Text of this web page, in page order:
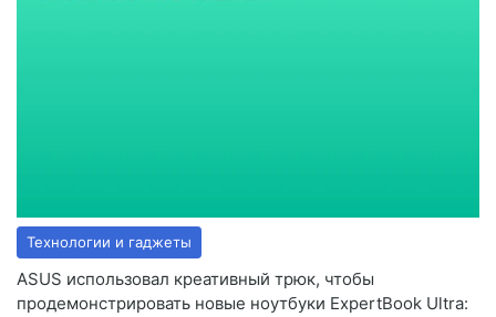
Технологии и гаджеты
ASUS использовал креативный трюк, чтобы
продемонстрировать новые ноутбуки ExpertBook Ultra: